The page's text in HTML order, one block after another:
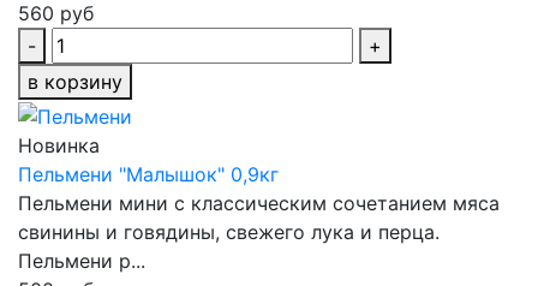
560 руб
-
+
в корзину
Новинка
Пельмени "Малышок" 0,9кг
Пельмени мини с классическим сочетанием мяса
свинины и говядины, свежего лука и перца.
Пельмени р...